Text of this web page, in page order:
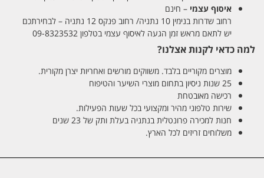
איסוף עצמי – חינם
רחוב שדרות בנימין 10 נתניה/ רחוב פנקס 12 נתניה – לבחירתכם
יש לתאם מראש זמן הגעה לאיסוף עצמי בטלפון 09-8323532
למה כדאי לקנות אצלנו?
מוצרים מקוריים בלבד. משווקים מורשים ואחריות יצרן מקורית.
25 שנות ניסיון בתחום מוצרי השיער והטיפוח
רכישה מאובטחת
שירות טלפוני מהיר ומקצועי בכל שעות הפעילות.
חנות למכירה פרונטלית בנתניה בעלת ותק של 23 שנים
משלוחים זריזים לכל הארץ.